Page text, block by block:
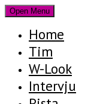
Open Menu
Home
Tim
W-Look
Intervju